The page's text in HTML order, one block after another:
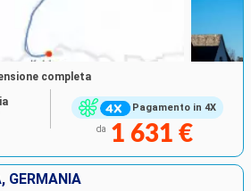
Pagamento in 4X
completa
da 1 631 €
GERMANIA